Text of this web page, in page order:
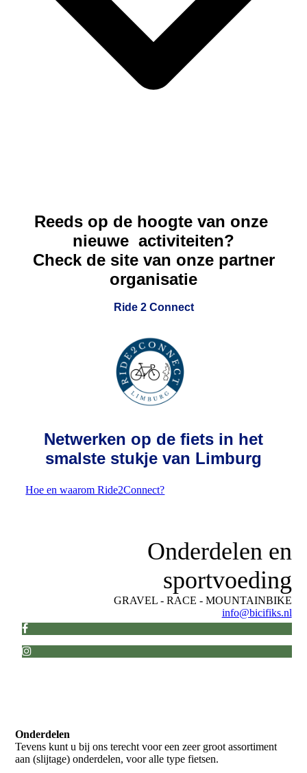
Reeds op de hoogte van onze
nieuwe activiteiten?
Check de site van onze partner
organisatie
Ride 2 Connect
Netwerken op de fiets in het
smalste stukje van Limburg
Hoe en waarom Ride2Connect?
Onderdelen en
sportvoeding
GRAVEL - RACE - MOUNTAINBIKE
info@bicifiks.nl
Onderdelen
Tevens kunt u bij ons terecht voor een zeer groot assortiment
aan (slijtage) onderdelen, voor alle type fietsen.